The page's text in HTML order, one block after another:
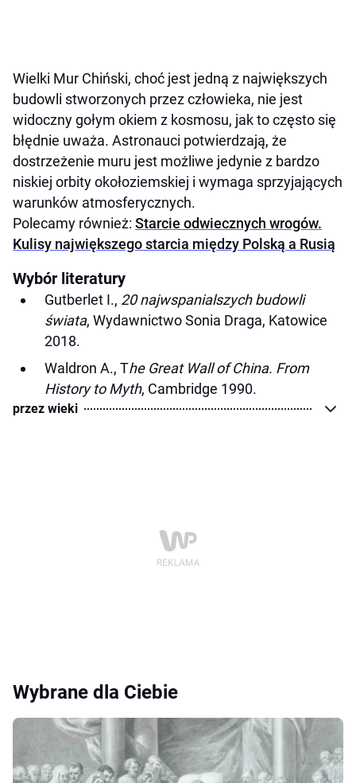
Wielki Mur Chiński, choć jest jedną z największych
budowli stworzonych przez człowieka, nie jest
widoczny gołym okiem z kosmosu, jak to często się
błędnie uważa. Astronauci potwierdzają, że
dostrzeżenie muru jest możliwe jedynie z bardzo
niskiej orbity okołoziemskiej i wymaga sprzyjających
warunków atmosferycznych.
Polecamy również: Starcie odwiecznych wrogów.
Kulisy największego starcia między Polską a Rusią
Wybór literatury
Gutberlet I., 20 najwspanialszych budowli
świata, Wydawnictwo Sonia Draga, Katowice
2018.
Waldron A., The Great Wall of China. From
History to Myth, Cambridge 1990.
przez wieki
Wybrane dla Ciebie